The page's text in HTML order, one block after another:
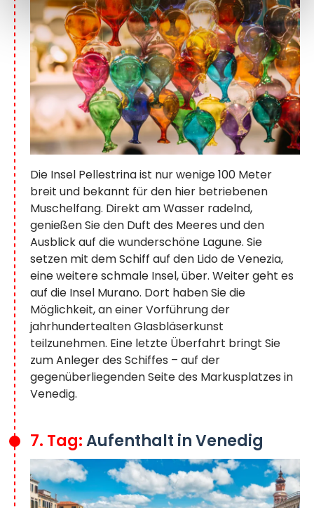
Die Insel Pellestrina ist nur wenige 100 Meter
breit und bekannt für den hier betriebenen
Muschelfang. Direkt am Wasser radelnd,
genießen Sie den Duft des Meeres und den
Ausblick auf die wunderschöne Lagune. Sie
setzen mit dem Schiff auf den Lido de Venezia,
eine weitere schmale Insel, über. Weiter geht es
auf die Insel Murano. Dort haben Sie die
Möglichkeit, an einer Vorführung der
jahrhundertealten Glasbläserkunst
teilzunehmen. Eine letzte Überfahrt bringt Sie
zum Anleger des Schiffes – auf der
gegenüberliegenden Seite des Markusplatzes in
Venedig.
7. Tag:Aufenthalt in Venedig